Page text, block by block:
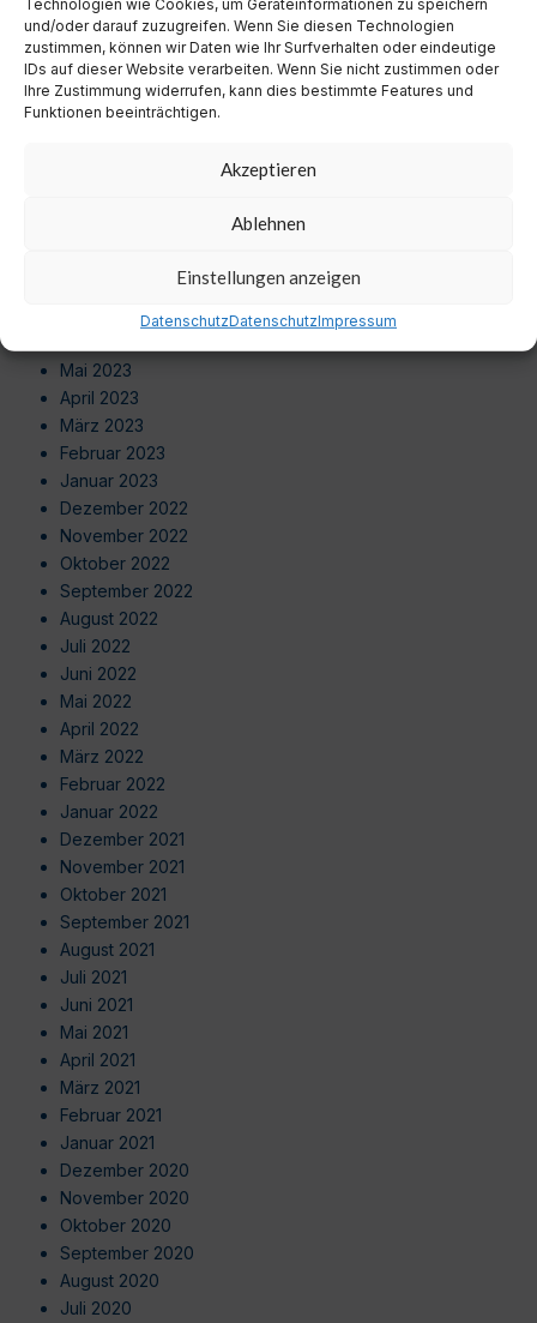
und/oder darauf zuzugreifen. Wenn Sie diesen Technologien
zustimmen, können wir Daten wie Ihr Surfverhalten oder eindeutige
IDs auf dieser Website verarbeiten. Wenn Sie nicht zustimmen oder
Ihre Zustimmung widerrufen, kann dies bestimmte Features und
Funktionen beeinträchtigen.
Akzeptieren
Ablehnen
Einstellungen anzeigen
DatenschutzDatenschutzImpressum
Juni 2024
Mai 2024
April 2024
März 2024
Februar 2024
Mai 2023
April 2023
März 2023
Februar 2023
Januar 2023
Dezember 2022
November 2022
Oktober 2022
September 2022
August 2022
Juli 2022
Juni 2022
Mai 2022
April 2022
März 2022
Februar 2022
Januar 2022
Dezember 2021
November 2021
Oktober 2021
September 2021
August 2021
Juli 2021
Juni 2021
Mai 2021
April 2021
März 2021
Februar 2021
Januar 2021
Dezember 2020
November 2020
Oktober 2020
September 2020
August 2020
Juli 2020